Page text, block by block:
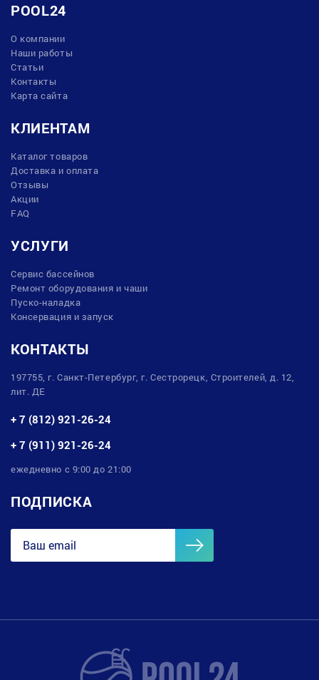
POOL24
О компании
Наши работы
Статьи
Контакты
Карта сайта
КЛИЕНТАМ
Каталог товаров
Доставка и оплата
Отзывы
Акции
FAQ
УСЛУГИ
Сервис бассейнов
Ремонт оборудования и чаши
Пуско-наладка
Консервация и запуск
КОНТАКТЫ
197755, г. Санкт-Петербург, г. Сестрорецк, Строителей, д. 12,
лит. ДЕ
+ 7 (812) 921-26-24
+ 7 (911) 921-26-24
ежедневно с 9:00 до 21:00
ПОДПИСКА